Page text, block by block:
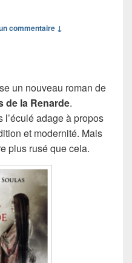
commentaire ↓
un nouveau roman de
de la Renarde.
l’éculé adage à propos
et modernité. Mais
plus rusé que cela.